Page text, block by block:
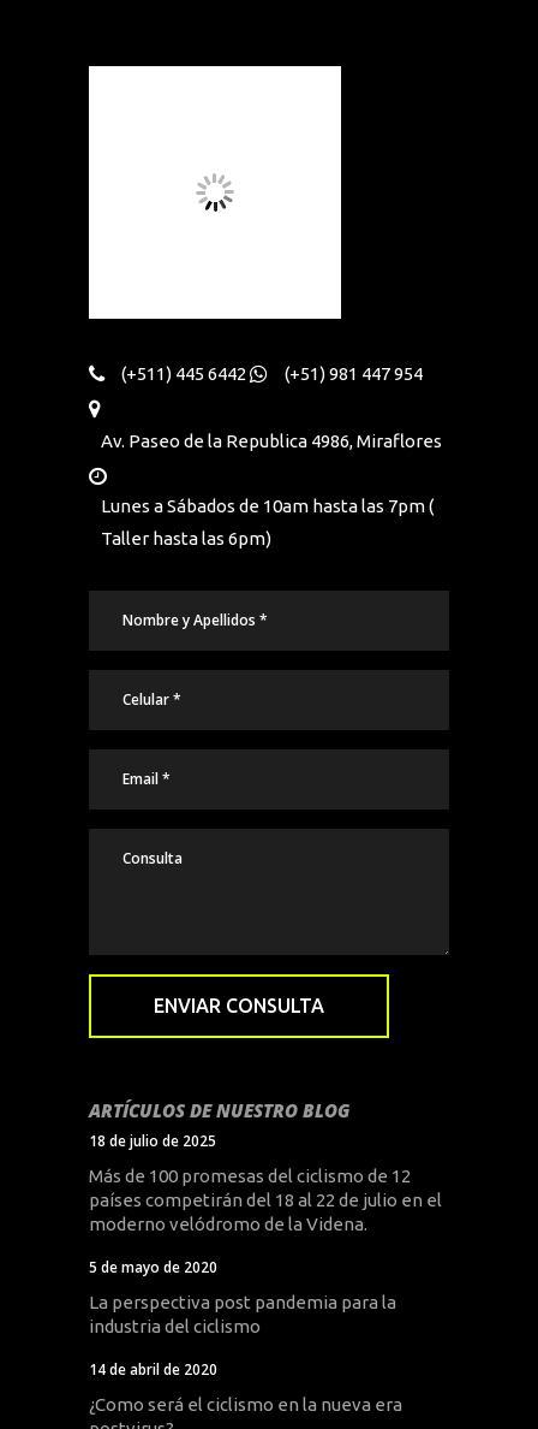
(+511) 445 6442 (+51) 981 447 954
Av. Paseo de la Republica 4986, Miraflores
Lunes a Sábados de 10am hasta las 7pm (
Taller hasta las 6pm)
ARTÍCULOS DE NUESTRO BLOG
18 de julio de 2025
Más de 100 promesas del ciclismo de 12
países competirán del 18 al 22 de julio en el
moderno velódromo de la Videna.
5 de mayo de 2020
La perspectiva post pandemia para la
industria del ciclismo
14 de abril de 2020
¿Como será el ciclismo en la nueva era